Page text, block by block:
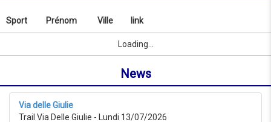
au
09/09/2026
0KM
Rechercher
par
depuis
09/07/2026
Sport Prénom Ville
link
link
Loading...
News
Via delle Giulie
Trail Via Delle Giulie - Lundi 13/07/2026